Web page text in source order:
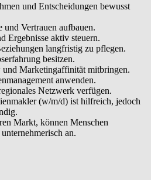
über individuelle
Vertragsunterzeichnung generieren
Wiederempfehlungen und
(m/w/d) sichtbar werden. Sie
Chancen frühzeitig und
die Sie in Ihrer Region
spürbare Reichweite und ein
Ansprechperson zu erreichen.
und pflegen. Sie erschließen das
ein persönliches Partnernetzwerk
und Dienstleistern und lokalen
trägt.
und Entscheidungen bewusst
Vertrauen aufbauen.
Ergebnisse aktiv steuern.
langfristig zu pflegen.
besitzen.
Marketingaffinität mitbringen.
anwenden.
Netzwerk verfügen.
(w/m/d) ist hilfreich, jedoch
Markt, können Menschen
an.